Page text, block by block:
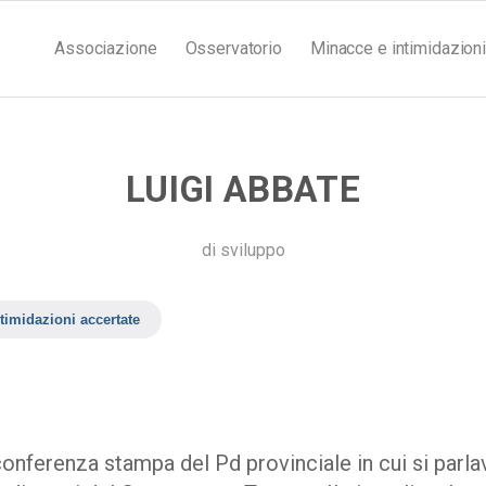
Associazione Osservatorio Minacce e intimidazioni
LUIGI ABBATE
di sviluppo
accertate
stampa del Pd provinciale in cui si